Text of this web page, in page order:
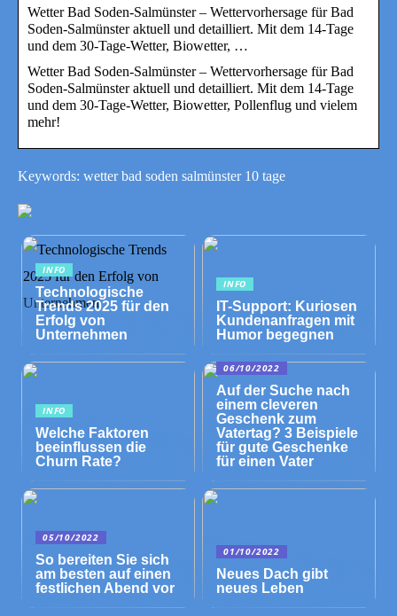
Wetter Bad Soden-Salmünster – Wettervorhersage für Bad
Soden-Salmünster aktuell und detailliert. Mit dem 14-Tage
und dem 30-Tage-Wetter, Biowetter, …
Wetter Bad Soden-Salmünster – Wettervorhersage für Bad
Soden-Salmünster aktuell und detailliert. Mit dem 14-Tage
und dem 30-Tage-Wetter, Biowetter, Pollenflug und vielem
mehr!
Keywords: wetter bad soden salmünster 10 tage
INFO
Technologische
Trends 2025 für den
Erfolg von
Unternehmen
INFO
IT-Support: Kuriosen
Kundenanfragen mit
Humor begegnen
INFO
Welche Faktoren
beeinflussen die
Churn Rate?
06/10/2022
Auf der Suche nach
einem cleveren
Geschenk zum
Vatertag? 3 Beispiele
für gute Geschenke
für einen Vater
05/10/2022
So bereiten Sie sich
am besten auf einen
festlichen Abend vor
01/10/2022
Neues Dach gibt
neues Leben